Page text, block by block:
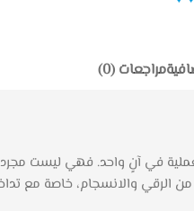
مراجعات (0)
في آنٍ واحد. فهي ليست
من الرقي والانسجام، خاصة مع